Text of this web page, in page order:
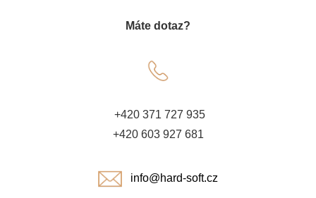
Máte dotaz?
+420 371 727 935
+420 603 927 681
info@hard-soft.cz